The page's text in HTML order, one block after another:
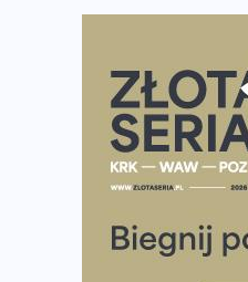
Praska 5k Run
Największy Bieg Powstania
Ponad 12 tysięcy
Tętno vs tempo – czym
Co ma dużo białka?
Rozbiegany Olsztyn